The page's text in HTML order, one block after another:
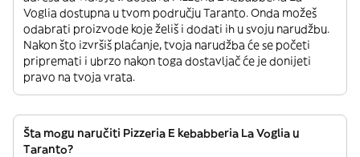
Voglia dostupna u tvom području Taranto. Onda možeš
odabrati proizvode koje želiš i dodati ih u svoju narudžbu.
Nakon što izvršiš plaćanje, tvoja narudžba će se početi
pripremati i ubrzo nakon toga dostavljač će je donijeti
pravo na tvoja vrata.
Šta mogu naručiti Pizzeria E kebabberia La Voglia u
Taranto?